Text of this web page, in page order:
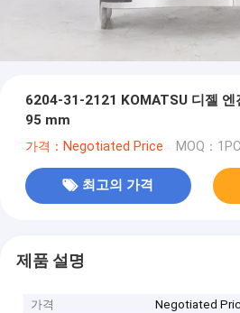
6204-31-2121 KOMATSU 디젤 엔
95 mm
가격：Negotiated Price MOQ：
최고의 가격
제품 설명
가격
Negotiated